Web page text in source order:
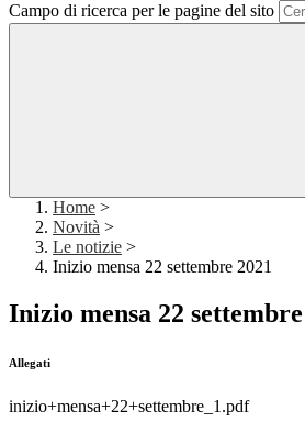
Campo di ricerca per le pagine del sito
Home >
Novità >
Le notizie >
Inizio mensa 22 settembre 2021
Inizio mensa 22
Allegati
inizio+mensa+22+settembre_1.pdf